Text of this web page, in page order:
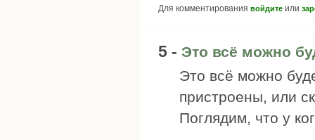
Для комментирования войдите или
5 - Это всё можно
Это всё можно
пристроены, или
Поглядим, что у